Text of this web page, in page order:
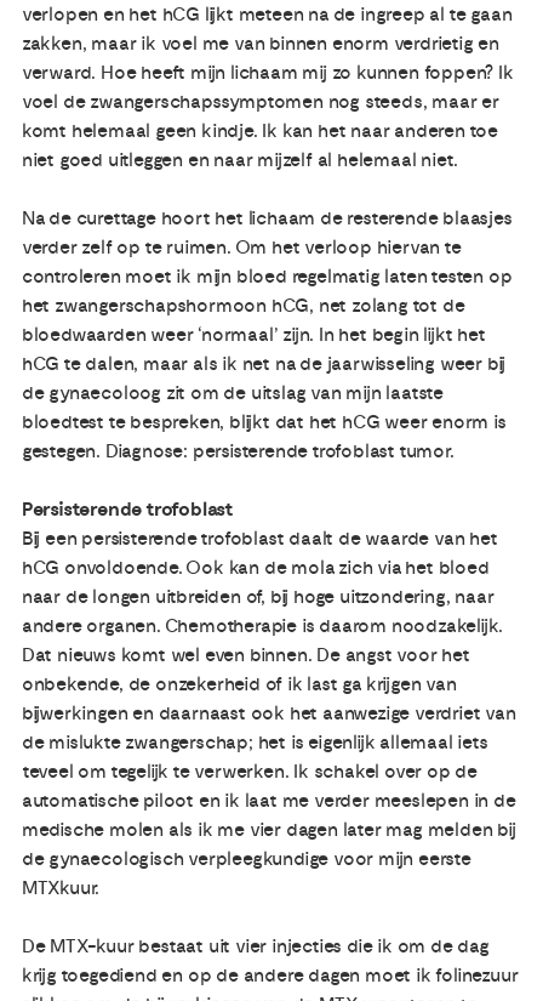
verlopen en het hCG lijkt meteen na de ingreep al te gaan
zakken, maar ik voel me van binnen enorm verdrietig en
verward. Hoe heeft mijn lichaam mij zo kunnen foppen? Ik
voel de zwangerschapssymptomen nog steeds, maar er
komt helemaal geen kindje. Ik kan het naar anderen toe
niet goed uitleggen en naar mijzelf al helemaal niet.
Na de curettage hoort het lichaam de resterende blaasjes
verder zelf op te ruimen. Om het verloop hiervan te
controleren moet ik mijn bloed regelmatig laten testen op
het zwangerschapshormoon hCG, net zolang tot de
bloedwaarden weer ‘normaal’ zijn. In het begin lijkt het
hCG te dalen, maar als ik net na de jaarwisseling weer bij
de gynaecoloog zit om de uitslag van mijn laatste
bloedtest te bespreken, blijkt dat het hCG weer enorm is
gestegen. Diagnose: persisterende trofoblast tumor.
Persisterende trofoblast
Bij een persisterende trofoblast daalt de waarde van het
hCG onvoldoende. Ook kan de mola zich via het bloed
naar de longen uitbreiden of, bij hoge uitzondering, naar
andere organen. Chemotherapie is daarom noodzakelijk.
Dat nieuws komt wel even binnen. De angst voor het
onbekende, de onzekerheid of ik last ga krijgen van
bijwerkingen en daarnaast ook het aanwezige verdriet van
de mislukte zwangerschap; het is eigenlijk allemaal iets
teveel om tegelijk te verwerken. Ik schakel over op de
automatische piloot en ik laat me verder meeslepen in de
medische molen als ik me vier dagen later mag melden bij
de gynaecologisch verpleegkundige voor mijn eerste
MTXkuur.
De MTX-kuur bestaat uit vier injecties die ik om de dag
krijg toegediend en op de andere dagen moet ik folinezuur